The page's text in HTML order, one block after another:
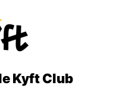
Kyft Club